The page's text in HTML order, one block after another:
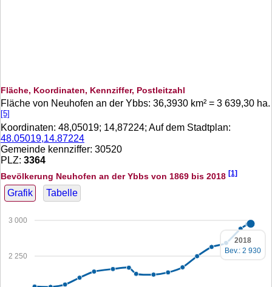
Fläche, Koordinaten, Kennziffer, Postleitzahl
Fläche von Neuhofen an der Ybbs: 36,3930 km² = 3 639,30 ha.
[5]
Koordinaten: 48,05019; 14,87224; Auf dem Stadtplan:
48.05019,14.87224
Gemeinde kennziffer: 30520
PLZ: 3364
Bevölkerung Neuhofen an der Ybbs von 1869 bis 2018 [1]
Grafik Tabelle
2 250
3 000
2018
Bev.: 2 930